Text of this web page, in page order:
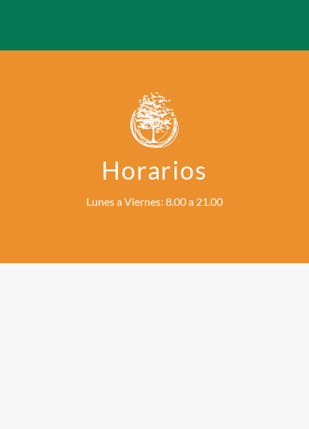
Horarios
Lunes a Viernes: 8.00 a 21.00